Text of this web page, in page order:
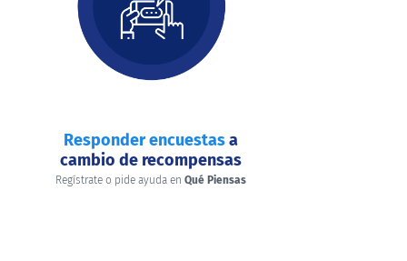
Responder encuestasa
cambio de recompensas
Regístrate o pide ayuda en Qué Piensas